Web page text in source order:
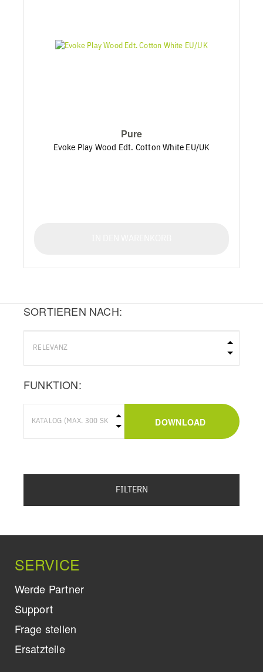
Pure
Evoke Play Wood Edt. Cotton White EU/UK
SORTIEREN NACH:
FUNKTION:
DOWNLOAD
FILTERN
SERVICE
Werde Partner
Support
Frage stellen
Ersatzteile